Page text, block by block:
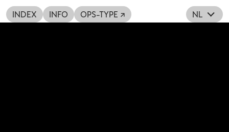
INDEX INFO OPS-TYPE ↗ NL